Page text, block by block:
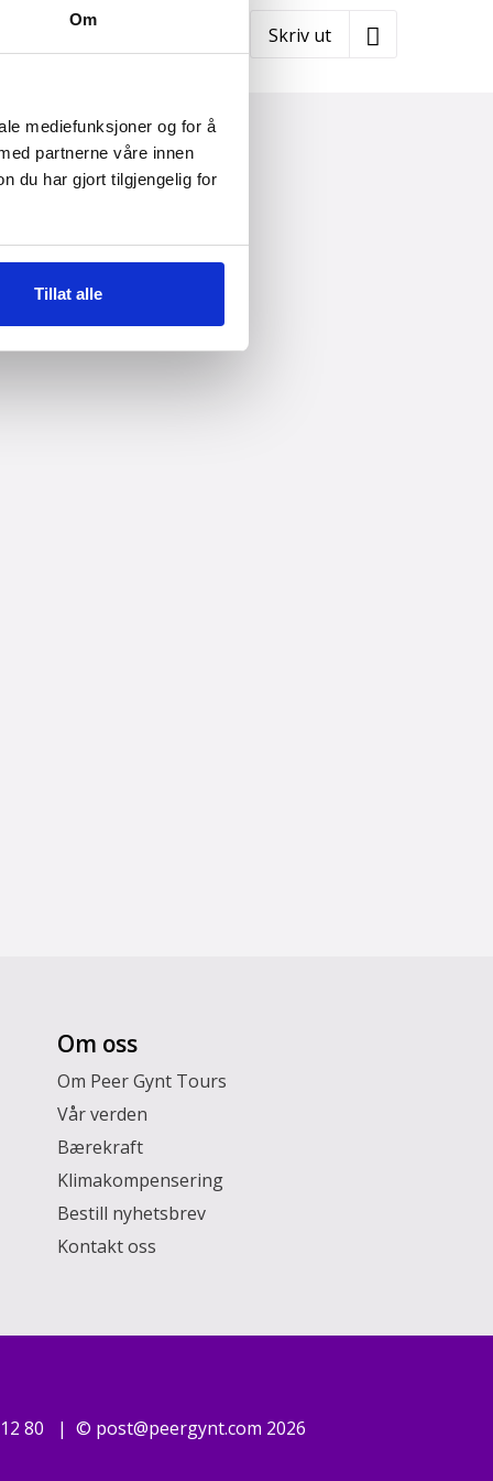
Om
mediefunksjoner og for å
partnerne våre innen
du har gjort tilgjengelig for
Tillat alle
Skriv ut
Om oss
Om Peer Gynt Tours
Vår verden
Bærekraft
Klimakompensering
Bestill nyhetsbrev
Kontakt oss
80 © post@peergynt.com 2026